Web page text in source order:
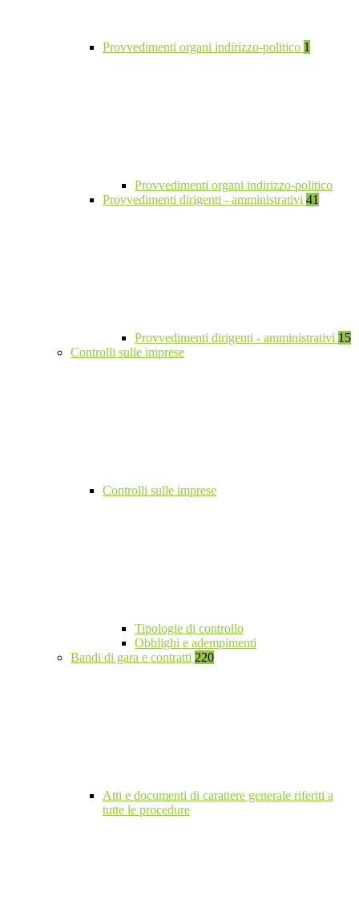
Provvedimenti organi indirizzo-politico 1
Provvedimenti organi indirizzo-politico
Provvedimenti dirigenti - amministrativi 41
Provvedimenti dirigenti - amministrativi 15
Controlli sulle imprese
Controlli sulle imprese
Tipologie di controllo
Obblighi e adempimenti
Bandi di gara e contratti 220
Atti e documenti di carattere generale riferiti a
tutte le procedure